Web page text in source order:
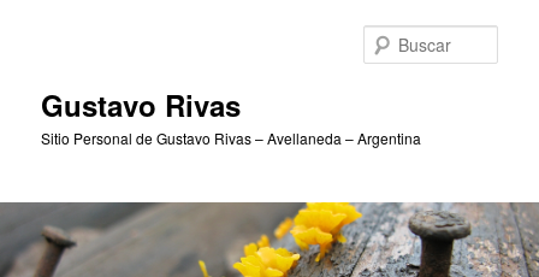
Gustavo Rivas
Sitio Personal de Gustavo Rivas – Avellaneda – Argentina